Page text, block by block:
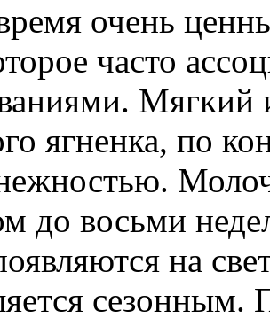
очень
часто
Мягкий
ягненка, по
до восьми
на